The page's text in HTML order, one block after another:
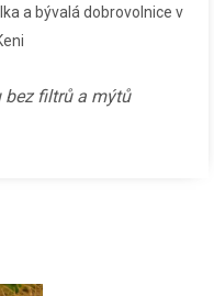
a bývalá dobrovolnice v
bez filtrů a mýtů